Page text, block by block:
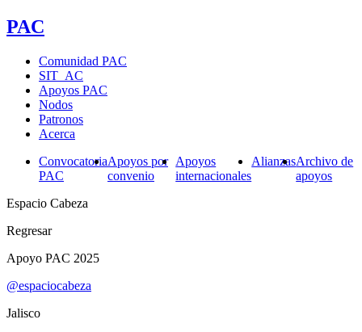
PAC
Comunidad PAC
SIT_AC
Apoyos PAC
Nodos
Patronos
Acerca
Convocatoria
PAC
Apoyos por
convenio
Apoyos
internacionales
AlianzasArchivo de
apoyos
Espacio Cabeza
Regresar
Apoyo PAC 2025
@espaciocabeza
Jalisco